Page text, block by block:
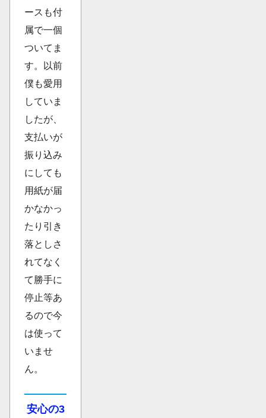
ースも付
属で一個
ついてま
す。以前
僕も愛用
していま
したが、
支払いが
振り込み
にしても
用紙が届
かなかっ
たり引き
落としさ
れてなく
て勝手に
停止等あ
るので今
は使って
いませ
ん。
安心の3